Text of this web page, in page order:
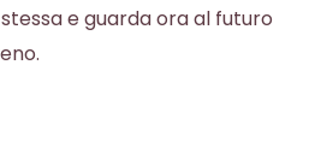
e guarda ora al futuro